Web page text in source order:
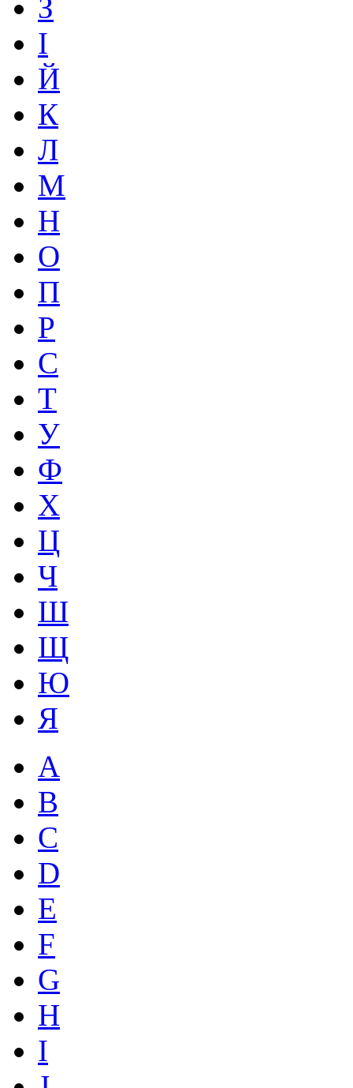
З
І
Й
К
Л
М
Н
О
П
Р
С
Т
У
Ф
Х
Ц
Ч
Ш
Щ
Ю
Я
A
B
C
D
E
F
G
H
I